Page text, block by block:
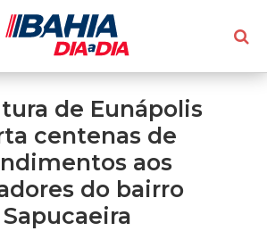
de Eunápolis
centenas de
aos
do bairro
Sapucaeira